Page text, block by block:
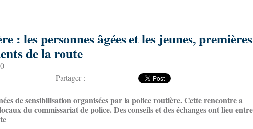
: les personnes âgées et les jeunes, premières
de la route
Partager :
de sensibilisation organisées par la police routière. Cette rencontre a
du commissariat de police. Des conseils et des échanges ont lieu entre